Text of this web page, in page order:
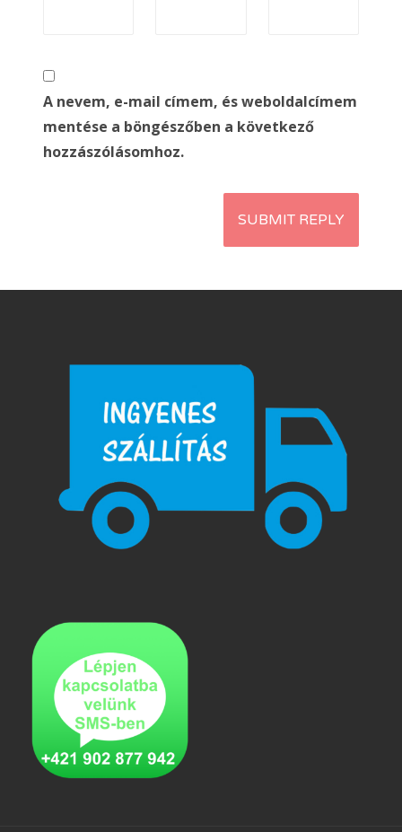
A nevem, e-mail címem, és weboldalcímem
mentése a böngészőben a következő
hozzászólásomhoz.